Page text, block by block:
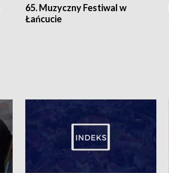
65. Muzyczny Festiwal w
Łańcucie